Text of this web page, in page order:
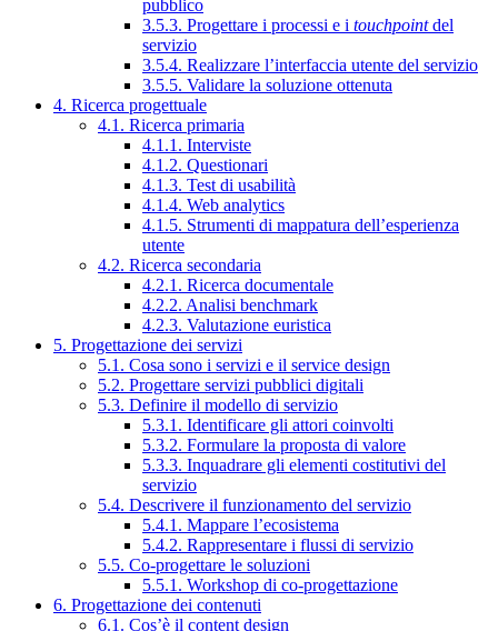
pubblico
3.5.3. Progettare i processi e i touchpointdel
servizio
3.5.4. Realizzare l’interfaccia utente del servizio
3.5.5. Validare la soluzione ottenuta
4. Ricerca progettuale
4.1. Ricerca primaria
4.1.1. Interviste
4.1.2. Questionari
4.1.3. Test di usabilità
4.1.4. Web analytics
4.1.5. Strumenti di mappatura dell’esperienza
utente
4.2. Ricerca secondaria
4.2.1. Ricerca documentale
4.2.2. Analisi benchmark
4.2.3. Valutazione euristica
5. Progettazione dei servizi
5.1. Cosa sono i servizi e il service design
5.2. Progettare servizi pubblici digitali
5.3. Definire il modello di servizio
5.3.1. Identificare gli attori coinvolti
5.3.2. Formulare la proposta di valore
5.3.3. Inquadrare gli elementi costitutivi del
servizio
5.4. Descrivere il funzionamento del servizio
5.4.1. Mappare l’ecosistema
5.4.2. Rappresentare i flussi di servizio
5.5. Co-progettare le soluzioni
5.5.1. Workshop di co-progettazione
6. Progettazione dei contenuti
6.1. Cos’è il content design